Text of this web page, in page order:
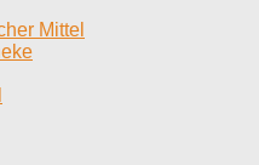
Mittel